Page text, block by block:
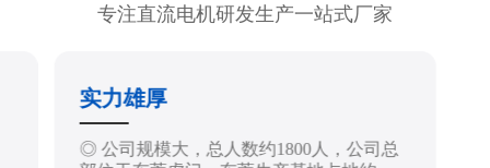
专注直流电机研发生产一站式厂家
实力雄厚
◎ 公司规模大，总人数约1800人，公司总